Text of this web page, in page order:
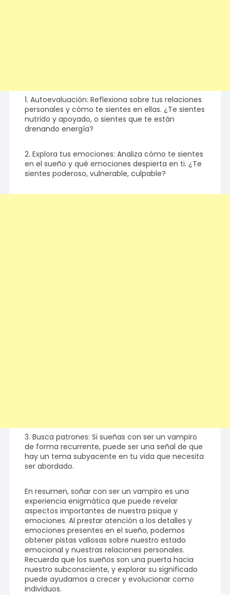
1. Autoevaluación: Reflexiona sobre tus relaciones
personales y cómo te sientes en ellas. ¿Te sientes
nutrido y apoyado, o sientes que te están
drenando energía?
2. Explora tus emociones: Analiza cómo te sientes
en el sueño y qué emociones despierta en ti. ¿Te
sientes poderoso, vulnerable, culpable?
3. Busca patrones: Si sueñas con ser un vampiro
de forma recurrente, puede ser una señal de que
hay un tema subyacente en tu vida que necesita
ser abordado.
En resumen, soñar con ser un vampiro es una
experiencia enigmática que puede revelar
aspectos importantes de nuestra psique y
emociones. Al prestar atención a los detalles y
emociones presentes en el sueño, podemos
obtener pistas valiosas sobre nuestro estado
emocional y nuestras relaciones personales.
Recuerda que los sueños son una puerta hacia
nuestro subconsciente, y explorar su significado
puede ayudarnos a crecer y evolucionar como
individuos.